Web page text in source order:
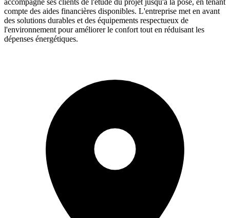
compte des aides financières disponibles. L'entreprise met en avant
des solutions durables et des équipements respectueux de
l'environnement pour améliorer le confort tout en réduisant les
dépenses énergétiques.